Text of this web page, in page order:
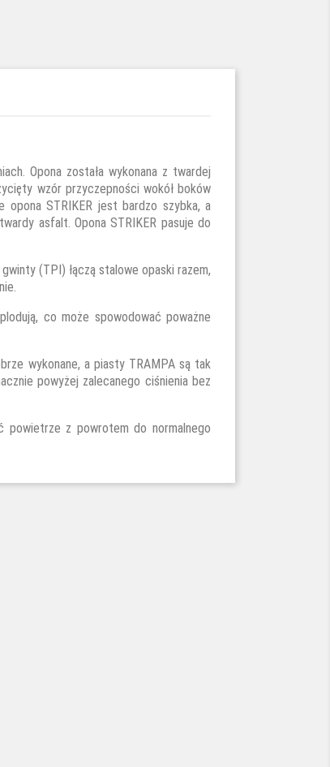
Opona została wykonana z twardej
wzór przyczepności wokół boków
opona STRIKER jest bardzo szybka, a
asfalt. Opona STRIKER pasuje do
(TPI) łączą stalowe opaski razem,
co może spowodować poważne
wykonane, a piasty TRAMPA są tak
powyżej zalecanego ciśnienia bez
powietrze z powrotem do normalnego